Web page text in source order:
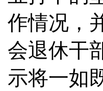
作情况，
会退休干
示将一如